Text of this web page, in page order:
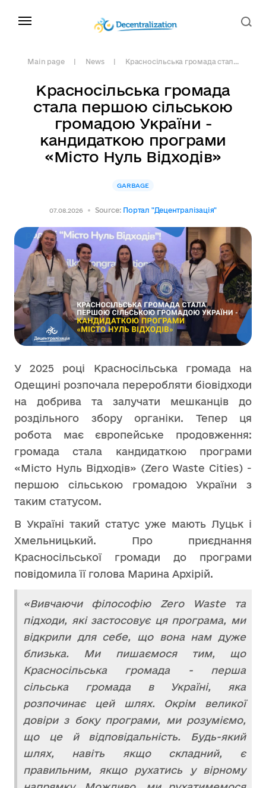
Main page News Красносільська громада стал...
Красносільська громада
стала першою сільською
громадою України -
кандидаткою програми
«Місто Нуль Відходів»
GARBAGE
07.08.2026 Source: Портал "Децентралізація"
У 2025 році Красносільська громада на
Одещині розпочала переробляти біовідходи
на добрива та залучати мешканців до
роздільного збору органіки. Тепер ця
робота має європейське продовження:
громада стала кандидаткою програми
«Місто Нуль Відходів» (Zero Waste Cities) -
першою сільською громадою України з
таким статусом.
В Україні такий статус уже мають Луцьк і
Хмельницький. Про приєднання
Красносільської громади до програми
повідомила її голова Марина Архірій.
«Вивчаючи філософію Zero Waste та
підходи, які застосовує ця програма, ми
відкрили для себе, що вона нам дуже
близька. Ми пишаємося тим, що
Красносільська громада - перша
сільська громада в Україні, яка
розпочинає цей шлях. Окрім великої
довіри з боку програми, ми розуміємо,
що це й відповідальність. Будь-який
шлях, навіть якщо складний, є
правильним, якщо рухатись у вірному